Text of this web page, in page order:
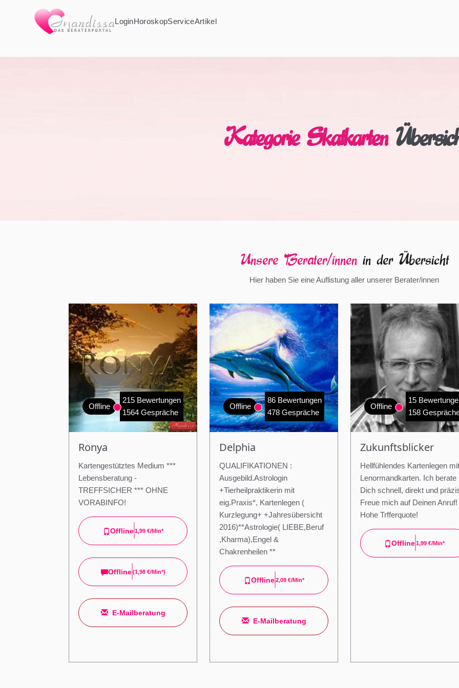
LoginHoroskopServiceArtikel
Kategorie Skatkarten
Unsere Berater/innen in der Übersicht
Hier haben Sie eine Auflistung aller unserer Berater/innen
Offline
215 Bewertungen
1564 Gespräche
Ronya
Kartengestütztes Medium ***
Lebensberatung -
TREFFSICHER *** OHNE
VORABINFO!
Offline1,99 €/min*
Offline(1,98 €/min*)
E-Mailberatung
Offline
86 Bewertungen
478 Gespräche
Delphia
QUALIFIKATIONEN :
Ausgebild.Astrologin
+Tierheilpraktikerin mit
eig.Praxis*, Kartenlegen (
Kurzlegung+ +Jahresübersicht
2016)**Astrologie( LIEBE,Beruf
,Kharma),Engel &
Chakrenheilen **
Offline 2,09 €/min*
E-Mailberatung
Offline
15
158
Zukunftsblicker
Hellfühlendes Kartenlegen mit
Lenormandkarten. Ich berate
Dich schnell, direkt und
Freue mich auf Deinen Anruf!
Hohe Trfferquote!
Offline 1,99 €/min*